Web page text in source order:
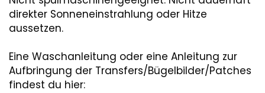
direkter Sonneneinstrahlung oder Hitze
aussetzen.
Eine Waschanleitung oder eine Anleitung zur
Aufbringung der Transfers/Bügelbilder/Patches
findest du hier: